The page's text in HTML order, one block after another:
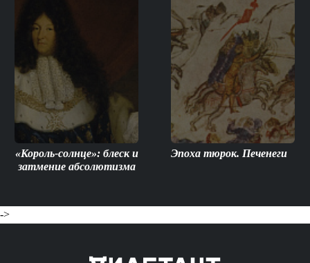
«Король-солнце»: блеск и
затмение абсолютизма
Эпоха тюрок. Печенеги
->